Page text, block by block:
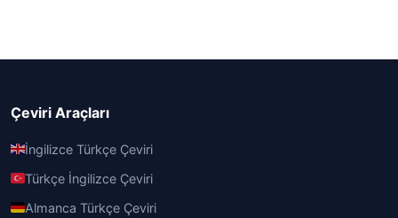
Çeviri Araçları
İngilizce Türkçe Çeviri
Türkçe İngilizce Çeviri
Almanca Türkçe Çeviri